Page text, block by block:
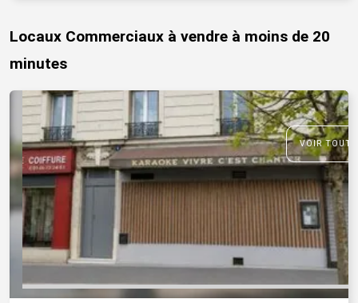
Locaux Commerciaux à vendre à moins de 20
minutes
VOIR